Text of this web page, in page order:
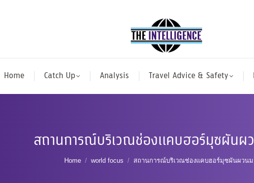
Home Catch Up Analysis Travel Advice & Safety
สถานการณ์บริเวณช่องแคบฮอร์มุซผันผ
You are here:
Home world focus สถานการณ์บริเวณช่องแคบฮอร์มุซผันผวน